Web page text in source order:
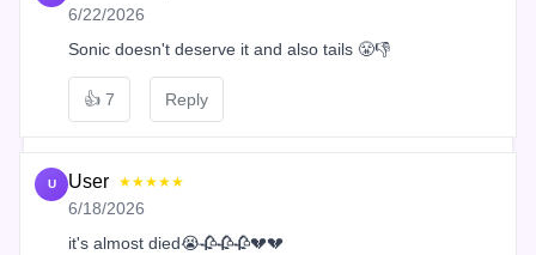
6/22/2026
Sonic doesn't deserve it and also tails 😤👎
👍 7 Reply
U User ★★★★★
6/18/2026
it's almost died😭🥀🥀🥀💔💔